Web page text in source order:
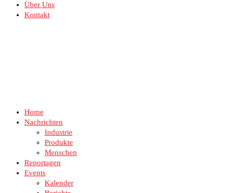
Über Uns
Kontakt
Home
Nachrichten
Industrie
Produkte
Menschen
Reportagen
Events
Kalender